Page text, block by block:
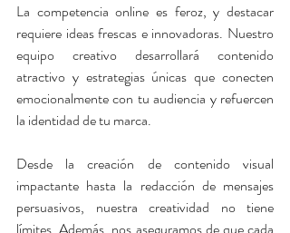
La competencia online es feroz, y destacar
requiere ideas frescas e innovadoras. Nuestro
equipo creativo desarrollará contenido
atractivo y estrategias únicas que conecten
emocionalmente con tu audiencia y refuercen
la identidad de tu marca.
Desde la creación de contenido visual
impactante hasta la redacción de mensajes
persuasivos, nuestra creatividad no tiene